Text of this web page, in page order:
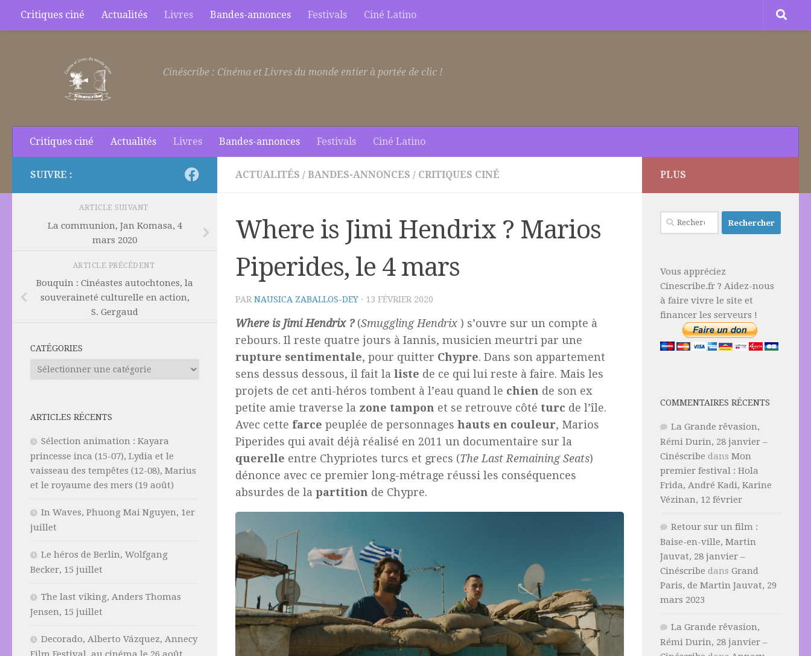
Skip to content
Critiques ciné Actualités Livres Bandes-annonces Festivals Ciné Latino
Cinéscribe : Cinéma et Livres du monde entier à portée de clic !
Critiques ciné Actualités Livres Bandes-annonces Festivals Ciné Latino
ACTUALITÉS / BANDES-ANNONCES / CRITIQUES CINÉ
Where is Jimi Hendrix ? Marios
Piperides, le 4 mars
PAR NAUSICA ZABALLOS-DEY · 13 FÉVRIER 2020
Where is Jimi Hendrix ?(Smuggling Hendrix ) s’ouvre sur un compte à
rebours. Il reste quatre jours à Iannis, musicien meurtri par une
rupture sentimentale, pour quitter Chypre. Dans son appartement
sens dessus dessous, il fait la liste de ce qui lui reste à faire. Mais les
projets de cet anti-héros tombent à l’eau quand le chien de son ex
petite amie traverse la zone tampon et se retrouve côté turc de l’île.
Avec cette farce peuplée de personnages hauts en couleur, Marios
Piperides qui avait déjà réalisé en 2011 un documentaire sur la
querelle entre Chypriotes turcs et grecs (The Last Remaining Seats)
dénonce avec ce premier long-métrage réussi les conséquences
absurdes de la partition de Chypre.
SUIVRE :
ARTICLE SUIVANT
La communion, Jan Komasa, 4
mars 2020
ARTICLE PRÉCÉDENT
Bouquin : Cinéastes autochtones, la
souveraineté culturelle en action,
S. Gergaud
CATÉGORIES
Catégories
ARTICLES RÉCENTS
Sélection animation : Kayara
princesse inca (15-07), Lydia et le
vaisseau des tempêtes (12-08), Marius
et le royaume des mers (19 août)
In Waves, Phuong Mai Nguyen, 1er
juillet
Le héros de Berlin, Wolfgang
Becker, 15 juillet
The last viking, Anders Thomas
Jensen, 15 juillet
Decorado, Alberto Vázquez, Annecy
PLUS
Rechercher :
Vous appréciez
Cinescribe.fr ? Aidez-nous
à faire vivre le site et
financer les serveurs !
COMMENTAIRES RÉCENTS
La Grande rêvasion,
Rémi Durin, 28 janvier –
Cinéscribe dans Mon
premier festival : Hola
Frida, André Kadi, Karine
Vézinan, 12 février
Retour sur un film :
Baise-en-ville, Martin
Jauvat, 28 janvier –
Cinéscribe dans Grand
Paris, de Martin Jauvat, 29
mars 2023
La Grande rêvasion,
Rémi Durin, 28 janvier –